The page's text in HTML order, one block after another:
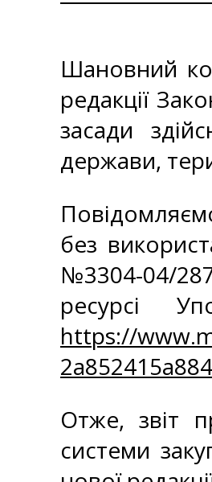
Шановний
редакції
засади
держави,
без
№3304-04/
ресурсі
https://
Отже, звіт
системи